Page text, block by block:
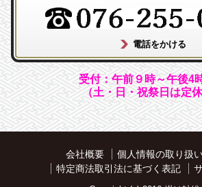
受付：午前９時～午後4
（土・日・祝祭日は定休
会社概要
個人情報の取り扱
特定商法取引法に基づく表記